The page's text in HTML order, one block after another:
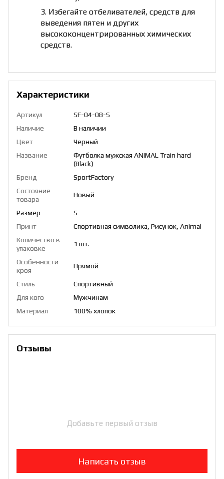
3. Избегайте отбеливателей, средств для
выведения пятен и других
высококонцентрированных химических
средств.
Характеристики
Артикул
SF-04-08-S
Наличие
В наличии
Цвет
Черный
Название
Футболка мужская ANIMAL Train hard
(Black)
Бренд
SportFactory
Состояние
товара
Новый
Размер
S
Принт
Спортивная символика, Рисунок, Animal
Количество в
упаковке
1 шт.
Особенности
кроя
Прямой
Стиль
Спортивный
Для кого
Мужчинам
Материал
100% хлопок
Отзывы
Добавьте первый отзыв
Написать отзыв